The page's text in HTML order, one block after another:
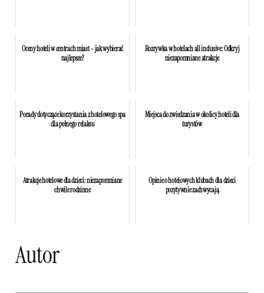
Oceny hoteli w centrach miast – jak wybierać
najlepsze?
Rozrywka w hotelach all inclusive: Odkryj
niezapomniane atrakcje
Porady dotyczące korzystania z hotelowego spa
dla pełnego relaksu
Miejsca do zwiedzania w okolicy hoteli dla
turystów
Atrakcje hotelowe dla dzieci: niezapomniane
chwile rodzinne
Opinie o hotelowych klubach dla dzieci
pozytywnie zachwycają
Autor